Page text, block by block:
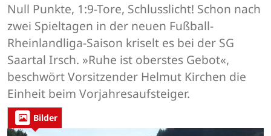
Null Punkte, 1:9-Tore, Schlusslicht! Schon nach
zwei Spieltagen in der neuen Fußball-
Rheinlandliga-Saison kriselt es bei der SG
Saartal Irsch. »Ruhe ist oberstes Gebot«,
beschwört Vorsitzender Helmut Kirchen die
Einheit beim Vorjahresaufsteiger.
Bilder